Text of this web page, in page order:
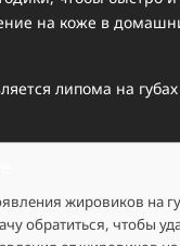
на коже в
жировиков на
обратиться, чтобы